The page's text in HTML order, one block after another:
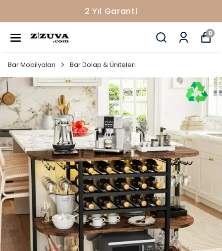
2 Yıl Garanti
0
Bar Mobilyaları Bar Dolap & Üniteleri